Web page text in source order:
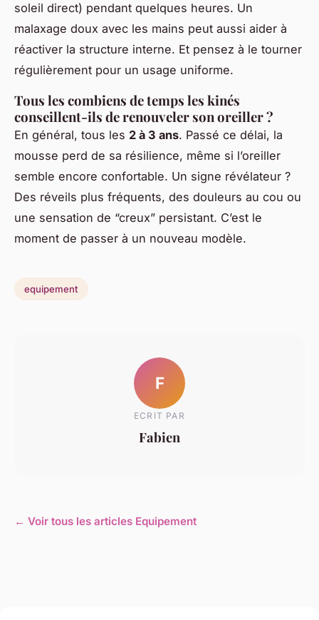
soleil direct) pendant quelques heures. Un
malaxage doux avec les mains peut aussi aider à
réactiver la structure interne. Et pensez à le tourner
régulièrement pour un usage uniforme.
Tous les combiens de temps les kinés
conseillent-ils de renouveler son oreiller ?
En général, tous les 2 à 3 ans. Passé ce délai, la
mousse perd de sa résilience, même si l’oreiller
semble encore confortable. Un signe révélateur ?
Des réveils plus fréquents, des douleurs au cou ou
une sensation de “creux” persistant. C’est le
moment de passer à un nouveau modèle.
equipement
F
ECRIT PAR
Fabien
← Voir tous les articles Equipement